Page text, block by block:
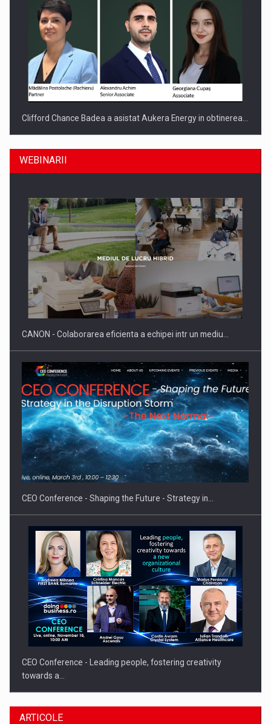
Clifford Chance Badea a asistat Aukera Energy in obtinerea…
SAPTE PERSONALITATI DIN MEDIUL DE AFACERI, ACADEMIC
SI INSTITUTIONAL…
Hard Enduro Piatra Craiului 2026, fueled by benzinariile RO…
WEBINARII
CANON - Colaborarea eficienta a echipei intr un mediu…
CEO Conference - Shaping the Future - Strategy in…
CEO Conference - Leading people, fostering creativity
towards a…
ARTICOLE